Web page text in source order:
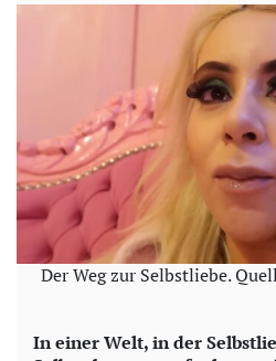
Der Weg zur Selbstliebe.
In einer Welt, in der